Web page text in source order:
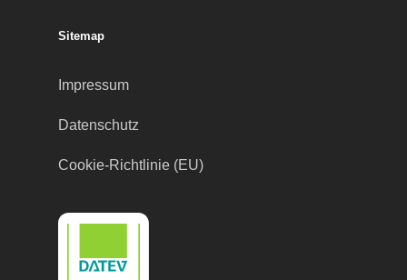
Sitemap
Impressum
Datenschutz
Cookie-Richtlinie (EU)